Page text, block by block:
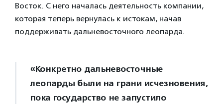
Восток. С него началась деятельность компании,
которая теперь вернулась к истокам, начав
поддерживать дальневосточного леопарда.
«Конкретно дальневосточные
леопарды были на грани исчезновения,
пока государство не запустило